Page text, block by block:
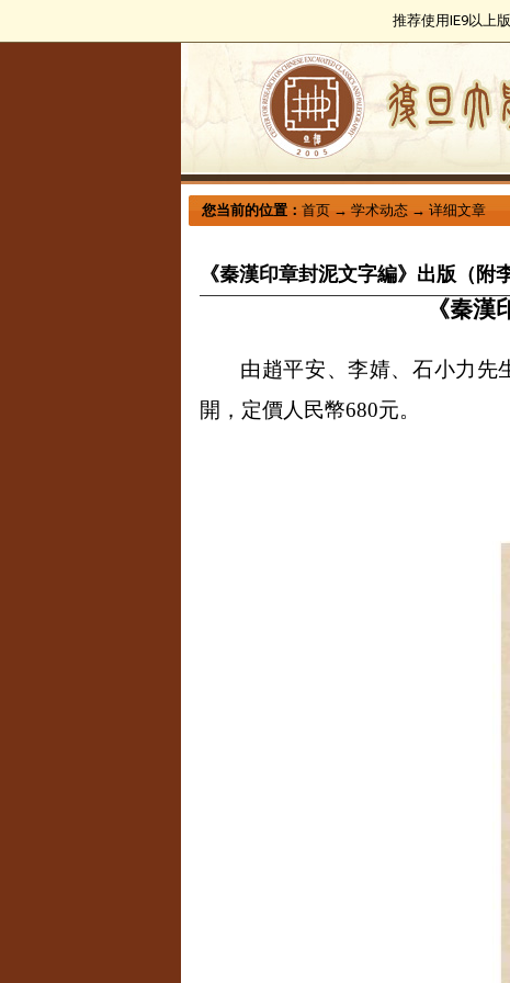
推荐使用IE9以上
您当前的位置： 首页 → 学术动态 → 详细文章
《秦漢印章封泥文字編》出版（附
《秦
由趙平安、李婧、石小力先
開，定價人民幣680元。